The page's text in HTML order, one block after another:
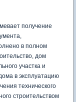
получение
в полном
дом
участка и
в эксплуатацию
технического
строительством